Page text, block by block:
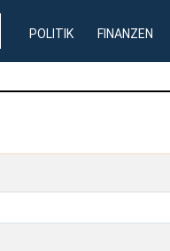
POLITIK FINANZEN